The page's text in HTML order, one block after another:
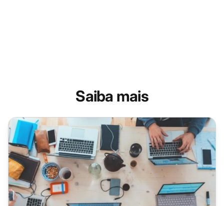
Saiba mais
8 Razões pelas quais seu site de eCommerce precisa de